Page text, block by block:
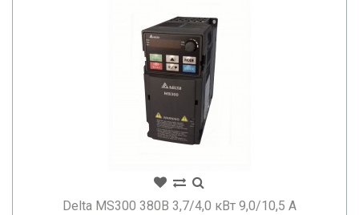
Delta MS300 380В 3,7/4,0 кВт 9,0/10,5 А